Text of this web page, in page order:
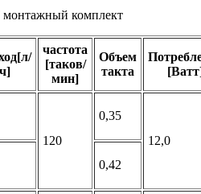
комплект
ч]
частота
[таков/
мин]
Объем
такта
120
0,35
12,0
0,42